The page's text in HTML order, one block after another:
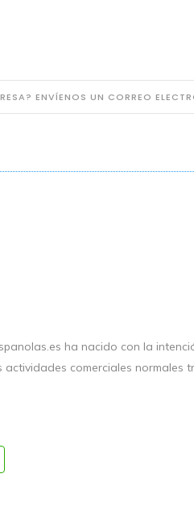
ENVÍENOS UN CORREO
ha nacido con la
actividades comerciales normales